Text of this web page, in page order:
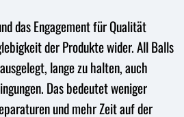
das Engagement für Qualität
der Produkte wider. All Balls
lange zu halten, auch
Das bedeutet weniger
und mehr Zeit auf der